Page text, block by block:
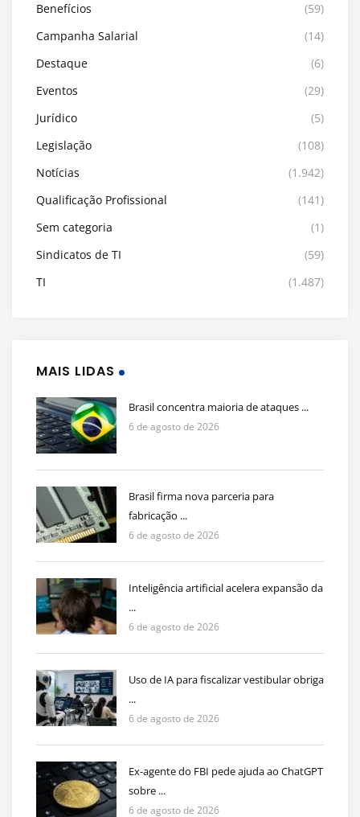
Benefícios
(59)
Campanha Salarial
(14)
Destaque
(6)
Eventos
(29)
Jurídico
(5)
Legislação
(108)
Notícias
(1.942)
Qualificação Profissional
(141)
Sem categoria
(1)
Sindicatos de TI
(59)
TI
(1.487)
MAIS LIDAS
Brasil concentra maioria de ataques ...
6 de agosto de 2026
Brasil firma nova parceria para
fabricação ...
6 de agosto de 2026
Inteligência artificial acelera expansão da
...
6 de agosto de 2026
Uso de IA para fiscalizar vestibular obriga
...
6 de agosto de 2026
Ex-agente do FBI pede ajuda ao ChatGPT
sobre ...
6 de agosto de 2026